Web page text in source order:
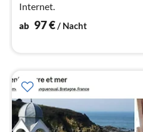
Internet.
ab 97€/ Nacht